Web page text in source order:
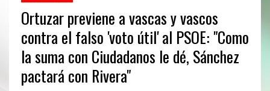
Ortuzar previene a vascas y vascos
contra el falso 'voto útil' al PSOE: "Como
la suma con Ciudadanos le dé, Sánchez
pactará con Rivera"